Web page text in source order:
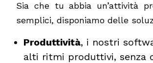
Sia che tu abbia un’attività
semplici, disponiamo delle
Produttività, i nostri
alti ritmi produttivi, senza